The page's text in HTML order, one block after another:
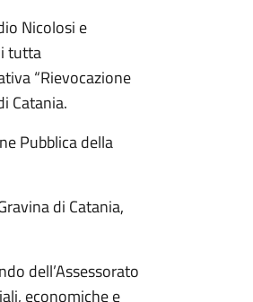
Nicolosi e
tutta
“Rievocazione
Catania.
Pubblica della
di Catania,
dell’Assessorato
economiche e